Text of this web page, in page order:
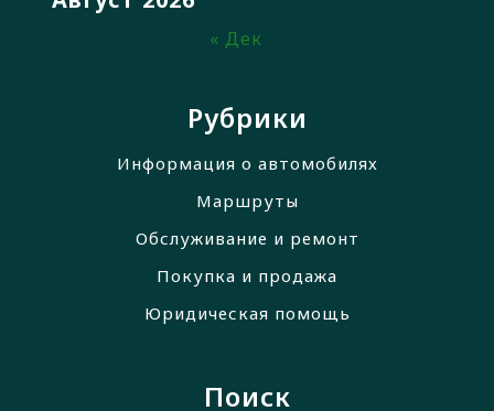
« Дек
Рубрики
Информация о автомобилях
Маршруты
Обслуживание и ремонт
Покупка и продажа
Юридическая помощь
Поиск